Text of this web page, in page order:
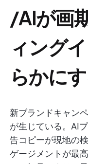
/AIが画
ィング
らかに
新ブランドキャン
が生じている。AI
告コピーが現地の
ゲージメントが最